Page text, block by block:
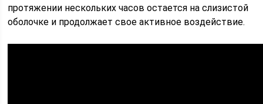
протяжении нескольких часов остается на слизистой
оболочке и продолжает свое активное воздействие.